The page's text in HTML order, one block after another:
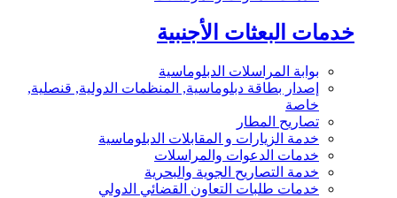
خدمات البعثات الأجنبية
بوابة المراسلات الدبلوماسية
إصدار بطاقة دبلوماسية, المنظمات الدولية, قنصلية,
خاصة
تصاريح المطار
خدمة الزيارات و المقابلات الدبلوماسية
خدمات الدعوات والمراسلات
خدمة التصاريح الجوية والبحرية
خدمات طلبات التعاون القضائي الدولي